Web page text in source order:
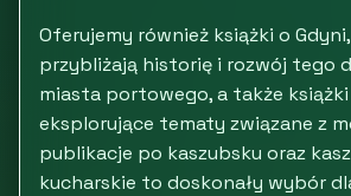
Oferujemy również książki o
przybliżają historię i rozwój tego
miasta portowego, a także
eksplorujące tematy związane z
publikacje po kaszubsku oraz
kucharskie to doskonały wybór